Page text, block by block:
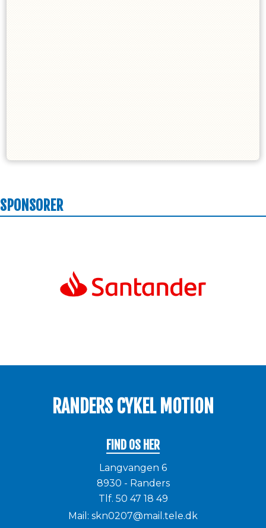
SPONSORER
RANDERS CYKEL MOTION
FIND OS HER
Langvangen 6
8930 - Randers
Tlf. 50 47 18 49
Mail: skn0207@mail.tele.dk